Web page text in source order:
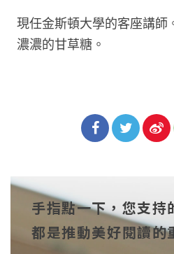
現任金斯頓大學的客座講師
濃濃的甘草糖。
cebo
ok
witt
er
博
手指點一下，您支持
都是推動美好閱讀的